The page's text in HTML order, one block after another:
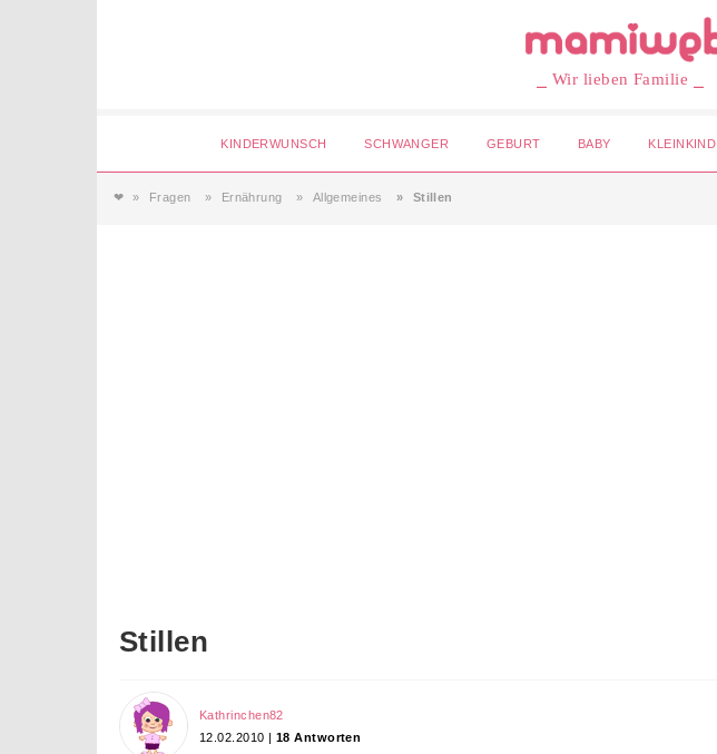
⎯ Wir lieben Familie ⎯
KINDERWUNSCH SCHWANGER GEBURT BABY KLEINKIND
❤ Fragen Ernährung Allgemeines Stillen
Stillen
Kathrinchen82
12.02.2010 | 18 Antworten